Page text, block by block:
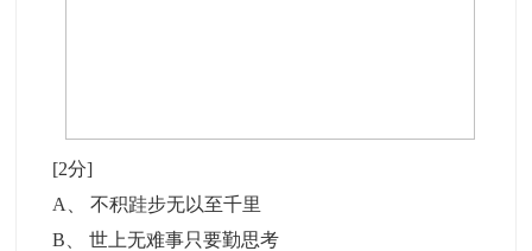
[2分]
A
、不积跬步无以至千里
B 、世上无难事只要勤思考